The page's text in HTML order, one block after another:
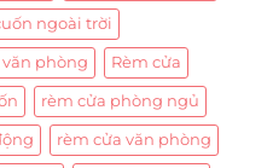
ngoài trời
phòng Rèm cửa
rèm cửa phòng ngủ
rèm cửa văn phòng